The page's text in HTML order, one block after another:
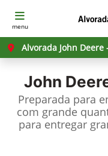
menu
Alvorada John
John
Preparada para
com grande
para entregar